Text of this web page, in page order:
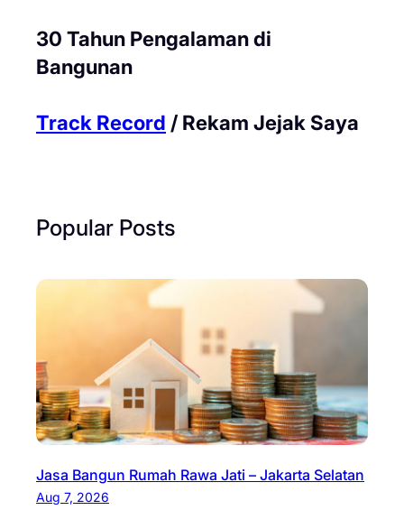
30 Tahun Pengalaman di
Bangunan
Track Record / Rekam Jejak Saya
Popular Posts
Jasa Bangun Rumah Rawa Jati – Jakarta Selatan
Aug 7, 2026